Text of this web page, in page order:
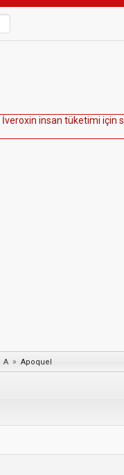
İveroxin insan tüketimi için s
A » Apoquel